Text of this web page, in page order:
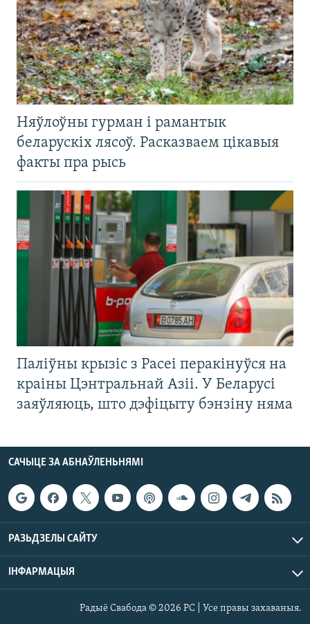
Няўлоўны гурман і рамантык
беларускіх лясоў. Расказваем цікавыя
факты пра рысь
Паліўны крызіс з Расеі перакінуўся на
краіны Цэнтральнай Азіі. У Беларусі
заяўляюць, што дэфіцыту бэнзіну няма
САЧЫЦЕ ЗА АБНАЎЛЕНЬНЯМІ
РАЗЬДЗЕЛЫ САЙТУ
ІНФАРМАЦЫЯ
Радыё Свабода © 2026 РС | Усе правы захаваныя.